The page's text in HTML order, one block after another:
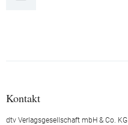
Kontakt
dtv Verlagsgesellschaft mbH & Co. KG